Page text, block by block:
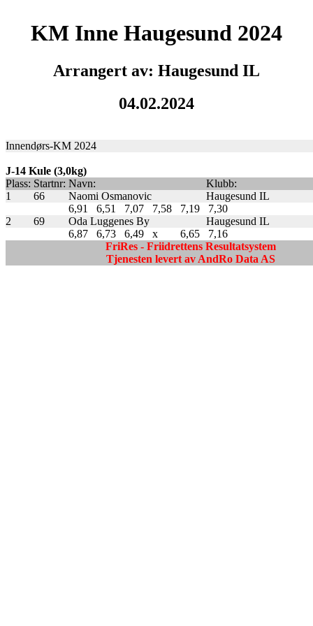
KM Inne Haugesund 2024
Arrangert av: Haugesund IL
04.02.2024
Innendørs-KM 2024
J-14 Kule (3,0kg)
Plass: Startnr: Navn:
Klubb:
1
66 Naomi Osmanovic
Haugesund IL
6,91
6,51 7,07 7,58 7,19
7,30
2
69 Oda Luggenes By
Haugesund IL
6,87
6,73 6,49 x 6,65
7,16
FriRes - Friidrettens Resultatsystem
Tjenesten levert av AndRo Data AS